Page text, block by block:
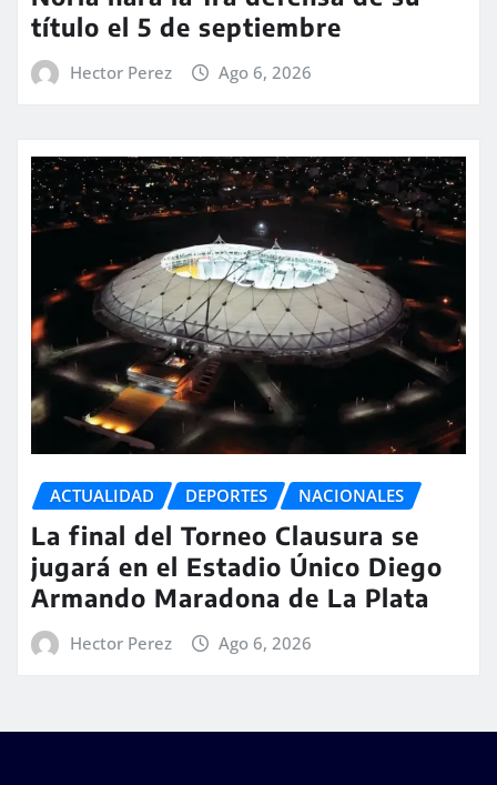
título el 5 de septiembre
Hector Perez Ago 6, 2026
ACTUALIDAD DEPORTES NACIONALES
La final del Torneo Clausura se
jugará en el Estadio Único Diego
Armando Maradona de La Plata
Hector Perez Ago 6, 2026